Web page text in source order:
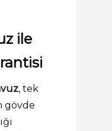
ile
, tek
gövde